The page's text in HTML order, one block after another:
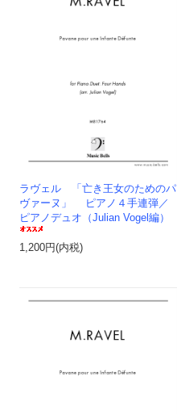
ラヴェル 「亡き王女のためのパ
ヴァーヌ」 ピアノ４手連弾／
ピアノデュオ（Julian Vogel編）
1,200円(内税)